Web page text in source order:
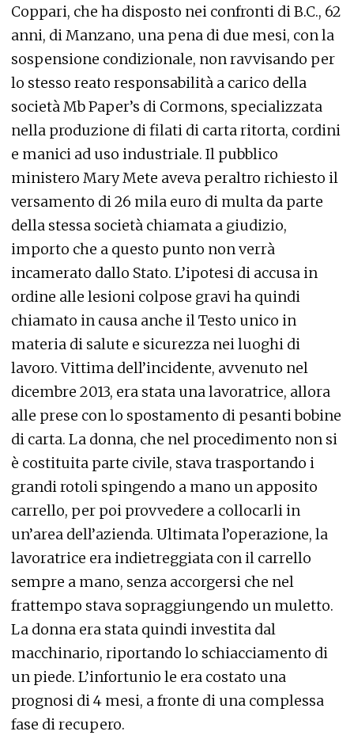
Coppari, che ha disposto nei confronti di B.C., 62
anni, di Manzano, una pena di due mesi, con la
sospensione condizionale, non ravvisando per
lo stesso reato responsabilità a carico della
società Mb Paper’s di Cormons, specializzata
nella produzione di filati di carta ritorta, cordini
e manici ad uso industriale. Il pubblico
ministero Mary Mete aveva peraltro richiesto il
versamento di 26 mila euro di multa da parte
della stessa società chiamata a giudizio,
importo che a questo punto non verrà
incamerato dallo Stato. L’ipotesi di accusa in
ordine alle lesioni colpose gravi ha quindi
chiamato in causa anche il Testo unico in
materia di salute e sicurezza nei luoghi di
lavoro. Vittima dell’incidente, avvenuto nel
dicembre 2013, era stata una lavoratrice, allora
alle prese con lo spostamento di pesanti bobine
di carta. La donna, che nel procedimento non si
è costituita parte civile, stava trasportando i
grandi rotoli spingendo a mano un apposito
carrello, per poi provvedere a collocarli in
un’area dell’azienda. Ultimata l’operazione, la
lavoratrice era indietreggiata con il carrello
sempre a mano, senza accorgersi che nel
frattempo stava sopraggiungendo un muletto.
La donna era stata quindi investita dal
macchinario, riportando lo schiacciamento di
un piede. L’infortunio le era costato una
prognosi di 4 mesi, a fronte di una complessa
fase di recupero.